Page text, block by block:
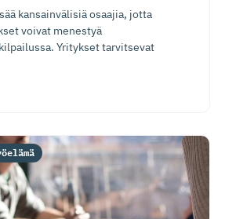
kansainvälisiä osaajia, jotta
voivat menestyä
Yritykset tarvitsevat